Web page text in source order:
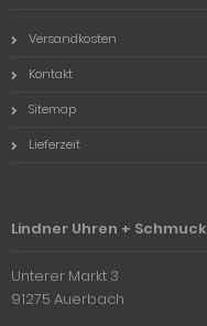
Versandkosten
Kontakt
Sitemap
Lieferzeit
Lindner Uhren + Schmuck
Unterer Markt 3
91275 Auerbach